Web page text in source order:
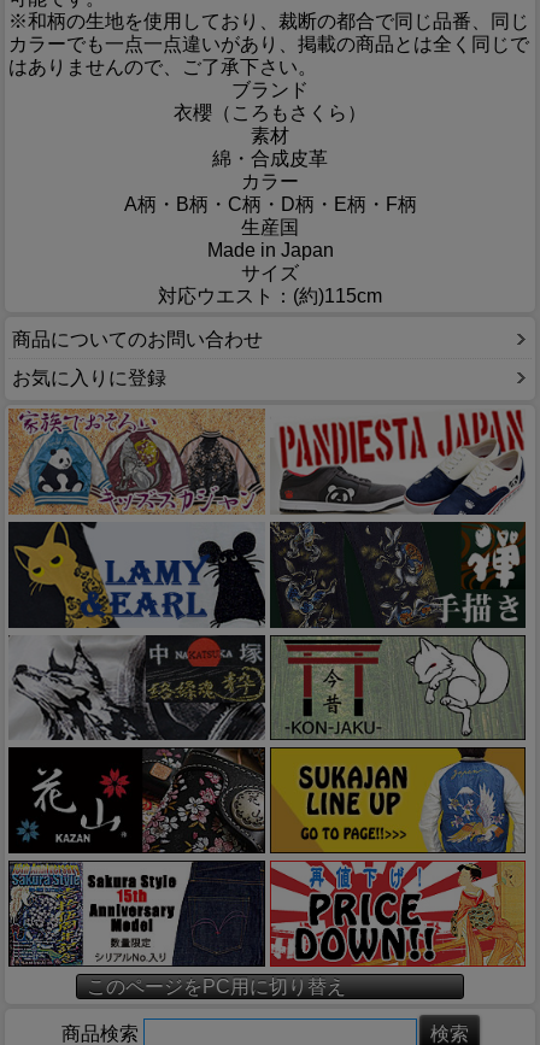
※和柄の生地を使用しており、裁断の都合で同じ品番、同じ
カラーでも一点一点違いがあり、掲載の商品とは全く同じで
はありませんので、ご了承下さい。
ブランド
衣櫻（ころもさくら）
素材
綿・合成皮革
カラー
A柄・B柄・C柄・D柄・E柄・F柄
生産国
Made in Japan
サイズ
対応ウエスト：(約)115cm
商品についてのお問い合わせ
お気に入りに登録
このページをPC用に切り替え
商品検索